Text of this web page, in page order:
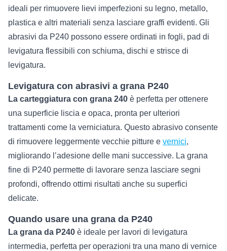
ideali per rimuovere lievi imperfezioni su legno, metallo,
plastica e altri materiali senza lasciare graffi evidenti. Gli
abrasivi da P240 possono essere ordinati in fogli, pad di
levigatura flessibili con schiuma, dischi e strisce di
levigatura.
Levigatura con abrasivi a grana P240
La carteggiatura con grana 240 è perfetta per ottenere
una superficie liscia e opaca, pronta per ulteriori
trattamenti come la verniciatura. Questo abrasivo consente
di rimuovere leggermente vecchie pitture e vernici,
migliorando l’adesione delle mani successive. La grana
fine di P240 permette di lavorare senza lasciare segni
profondi, offrendo ottimi risultati anche su superfici
delicate.
Quando usare una grana da P240
La grana da P240 è ideale per lavori di levigatura
intermedia, perfetta per operazioni tra una mano di vernice